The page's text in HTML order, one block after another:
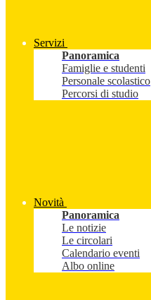
Servizi
Panoramica
Famiglie e studenti
Personale scolastico
Percorsi di studio
Novità
Panoramica
Le notizie
Le circolari
Calendario eventi
Albo online